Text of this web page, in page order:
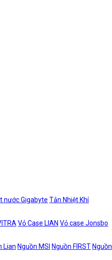
nước Gigabyte Tản Nhiệt Khí
Vỏ Case LIAN Vỏ case Jonsbo
Lian Nguồn MSI Nguồn FIRST Nguồn